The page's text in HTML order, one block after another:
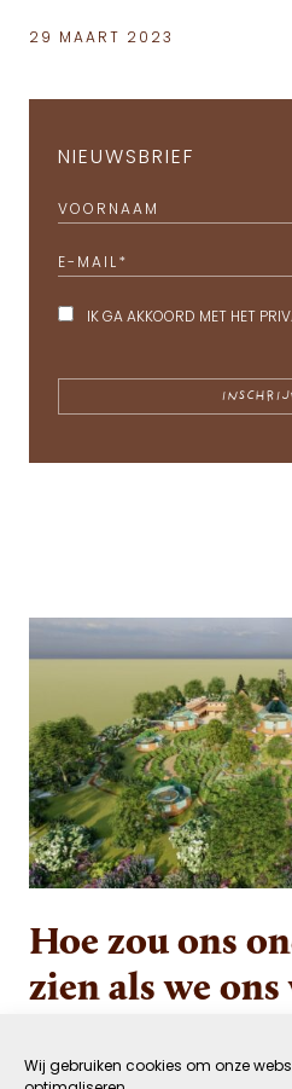
Wij gebruiken cookies om onze
29 MAART 2023
NIEUWSBRIEF
VOORNAAM
E-MAIL *
IK GA AKKOORD MET HET
Hoe zou ons
zien als we ons
eigenlijk voor